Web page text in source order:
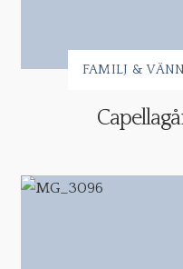
FAMILJ &